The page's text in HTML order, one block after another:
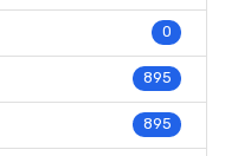
0
895
895